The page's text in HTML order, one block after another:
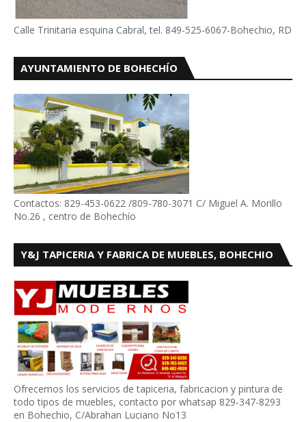
Calle Trinitaria esquina Cabral, tel. 849-525-6067-Bohechio, RD
AYUNTAMIENTO DE BOHECHÍO
Contactos: 829-453-0622 /809-780-3071 C/ Miguel A. Morillo
No.26 , centro de Bohechío
Y&J TAPICERIA Y FABRICA DE MUEBLES, BOHECHIO
Ofrecemos los servicios de tapiceria, fabricacion y pintura de
todo tipos de muebles, contacto por whatsap 829-347-8293
en Bohechio, C/Abrahan Luciano No13